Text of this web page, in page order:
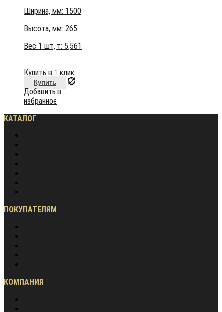
Ширина, мм: 1500
Высота, мм: 265
Вес 1 шт, т: 5,561
Купить в 1 клик
Купить
Добавить в
избранное
КАТАЛОГ
ПОКУПАТЕЛЯМ
КОМПАНИЯ